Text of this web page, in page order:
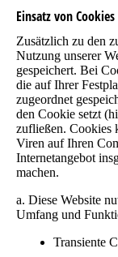
Einsatz von Cookies
Zusätzlich zu den
Nutzung unserer
gespeichert. Bei
die auf Ihrer
zugeordnet
den Cookie setzt
zufließen. Cookies
Viren auf Ihren
Internetangebot
machen.
a. Diese Website
Umfang und
Transiente